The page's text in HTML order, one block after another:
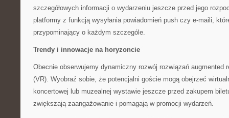
szczegółowych informacji o wydarzeniu jeszcze przed jego
platformy z funkcją wysyłania powiadomień push czy e-maili,
przypominający o każdym szczególe.
Trendy i innowacje na horyzoncie
Obecnie obserwujemy dynamiczny rozwój rozwiązań augmented
(VR). Wyobraź sobie, że potencjalni goście mogą obejrzeć
koncertowej lub muzealnej wystawie jeszcze przed zakupem
zwiększają zaangażowanie i pomagają w promocji wydarzeń.